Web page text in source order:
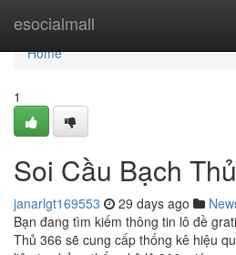
esocialmall
Home
Home
1
Soi Cầu Bạch
janarlgt169553 29 days ago
Bạn đang tìm kiếm thông tin lô đề
Thủ 366 sẽ cung cấp thống kê hiệu